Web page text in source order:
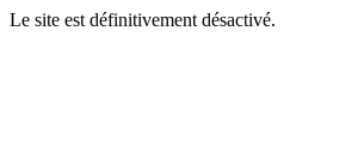
Le site est définitivement désactivé.